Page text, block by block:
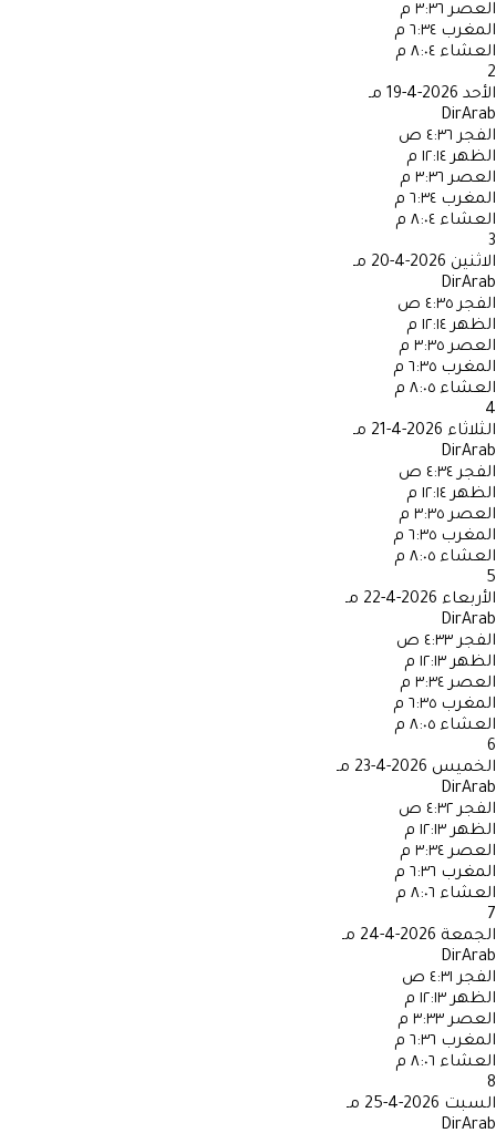
العصر ٣:٣٦ م
المغرب ٦:٣٤ م
العشاء ٨:٠٤ م
2
الأحد 2026-4-19 مـ
DirArab
الفجر ٤:٣٦ ص
الظهر ١٢:١٤ م
العصر ٣:٣٦ م
المغرب ٦:٣٤ م
العشاء ٨:٠٤ م
3
الاثنين 2026-4-20 مـ
DirArab
الفجر ٤:٣٥ ص
الظهر ١٢:١٤ م
العصر ٣:٣٥ م
المغرب ٦:٣٥ م
العشاء ٨:٠٥ م
4
الثلاثاء 2026-4-21 مـ
DirArab
الفجر ٤:٣٤ ص
الظهر ١٢:١٤ م
العصر ٣:٣٥ م
المغرب ٦:٣٥ م
العشاء ٨:٠٥ م
5
الأربعاء 2026-4-22 مـ
DirArab
الفجر ٤:٣٣ ص
الظهر ١٢:١٣ م
العصر ٣:٣٤ م
المغرب ٦:٣٥ م
العشاء ٨:٠٥ م
6
الخميس 2026-4-23 مـ
DirArab
الفجر ٤:٣٢ ص
الظهر ١٢:١٣ م
العصر ٣:٣٤ م
المغرب ٦:٣٦ م
العشاء ٨:٠٦ م
7
الجمعة 2026-4-24 مـ
DirArab
الفجر ٤:٣١ ص
الظهر ١٢:١٣ م
العصر ٣:٣٣ م
المغرب ٦:٣٦ م
العشاء ٨:٠٦ م
8
السبت 2026-4-25 مـ
DirArab